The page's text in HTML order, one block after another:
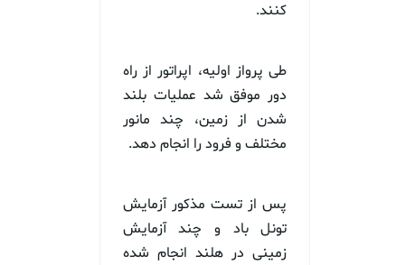
کنند.
طی پرواز اولیه، اپراتور از راه
دور موفق شد عملیات بلند
شدن از زمین، چند مانور
مختلف و فرود را انجام دهد.
پس از تست مذکور آزمایش
تونل باد و چند آزمایش
زمینی در هلند انجام شده